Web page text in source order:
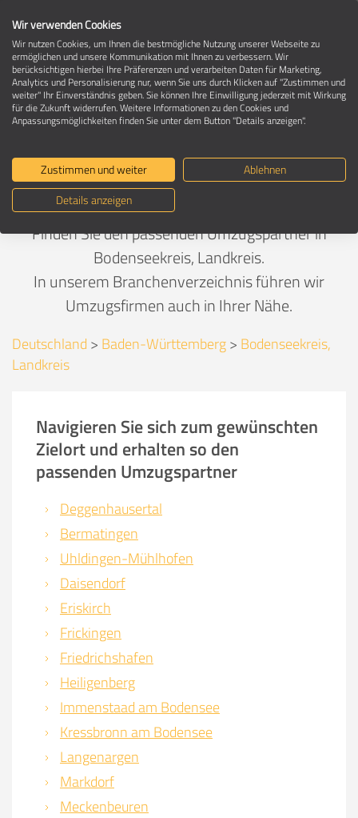
Umzugsunternehmen in Bodenseekreis,
Landkreis
Empfohlen von umzuege.de - Ihre
Umzugsexperten seit 1997
Finden Sie den passenden Umzugspartner in
Bodenseekreis, Landkreis.
In unserem Branchenverzeichnis führen wir
Umzugsfirmen auch in Ihrer Nähe.
Deutschland > Baden-Württemberg> Bodenseekreis,
Landkreis
Navigieren Sie sich zum gewünschten
Zielort und erhalten so den
passenden Umzugspartner
Deggenhausertal
Bermatingen
Uhldingen-Mühlhofen
Daisendorf
Eriskirch
Frickingen
Friedrichshafen
Heiligenberg
Immenstaad am Bodensee
Kressbronn am Bodensee
Langenargen
Markdorf
Meckenbeuren
Wir verwenden Cookies
Wir nutzen Cookies, um Ihnen die bestmögliche Nutzung unserer Webseite zu
ermöglichen und unsere Kommunikation mit Ihnen zu verbessern. Wir
berücksichtigen hierbei Ihre Präferenzen und verarbeiten Daten für Marketing,
Analytics und Personalisierung nur, wenn Sie uns durch Klicken auf "Zustimmen und
weiter" Ihr Einverständnis geben. Sie können Ihre Einwilligung jederzeit mit Wirkung
für die Zukunft widerrufen. Weitere Informationen zu den Cookies und
Anpassungsmöglichkeiten finden Sie unter dem Button "Details anzeigen".
Zustimmen und weiter
Ablehnen
Details anzeigen